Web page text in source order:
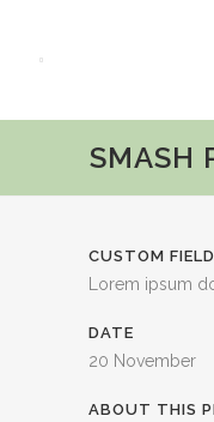
SMASH
CUSTOM FIELD
Lorem ipsum
DATE
20 November
ABOUT THIS